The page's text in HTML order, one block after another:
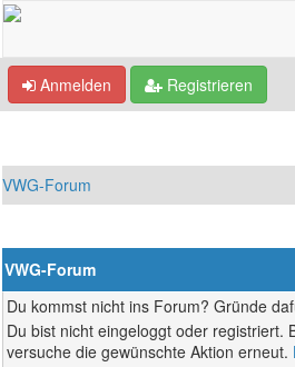
Anmelden Registrieren
VWG-Forum
VWG-Forum
Du kommst nicht ins Forum? Gründe
Du bist nicht eingeloggt oder registriert.
versuche die gewünschte Aktion erneut.